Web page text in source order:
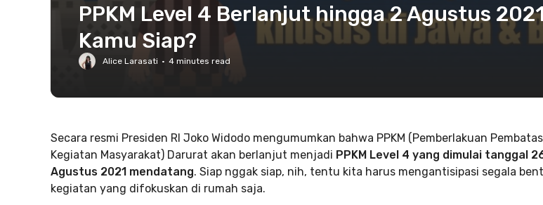
PPKM Level 4 Berlanjut hingga 2 Agustus
Kamu Siap?
Alice Larasati · 4 minutes read
Secara resmi Presiden RI Joko Widodo mengumumkan bahwa PPKM (Pemberlakuan
Kegiatan Masyarakat) Darurat akan berlanjut menjadi PPKM Level 4 yang dimulai tanggal
Agustus 2021 mendatang. Siap nggak siap, nih, tentu kita harus mengantisipasi segala
kegiatan yang difokuskan di rumah saja.